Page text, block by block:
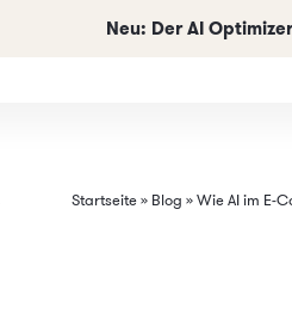
Neu: Der AI
Startseite» Blog »Wie AI im E-